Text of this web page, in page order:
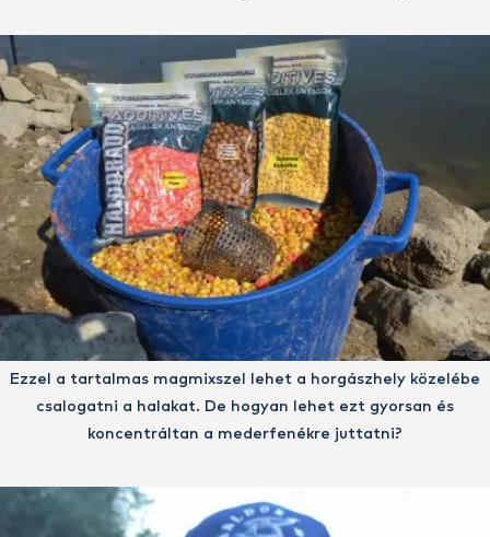
Ezzel a tartalmas magmixszel lehet a horgászhely közelébe
csalogatni a halakat. De hogyan lehet ezt gyorsan és
koncentráltan a mederfenékre juttatni?